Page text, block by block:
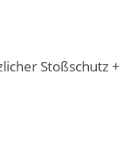
Stoßschutz+